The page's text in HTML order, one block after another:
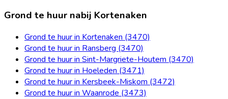
Grond te huur nabij Kortenaken
Grond te huur in Kortenaken (3470)
Grond te huur in Ransberg (3470)
Grond te huur in Sint-Margriete-Houtem (3470)
Grond te huur in Hoeleden (3471)
Grond te huur in Kersbeek-Miskom (3472)
Grond te huur in Waanrode (3473)